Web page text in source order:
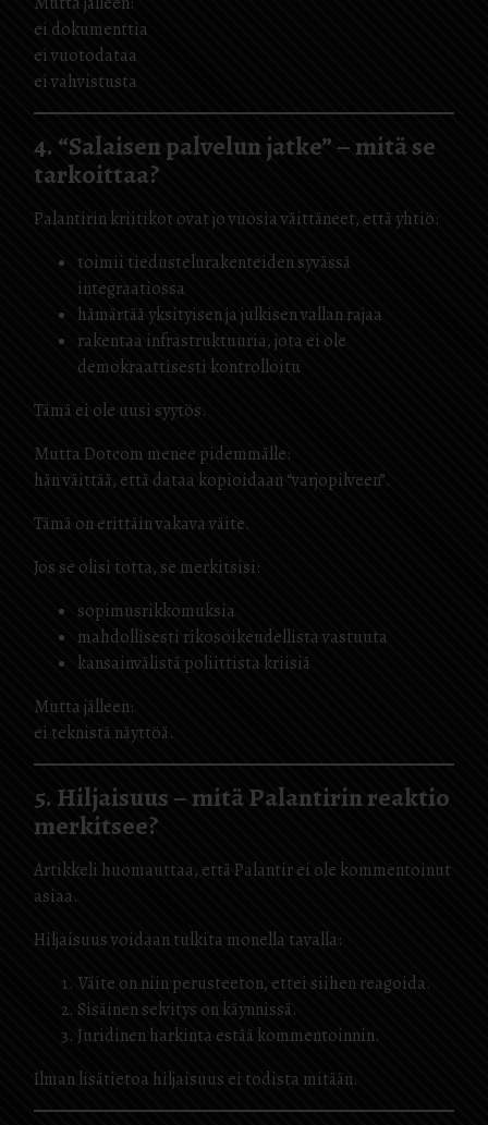
ei dokumenttia
ei vuotodataa
ei vahvistusta
4. “Salaisen palvelun jatke” – mitä se
tarkoittaa?
Palantirin kriitikot ovat jo vuosia väittäneet, että yhtiö:
toimii tiedustelurakenteiden syvässä
integraatiossa
hämärtää yksityisen ja julkisen vallan rajaa
rakentaa infrastruktuuria, jota ei ole
demokraattisesti kontrolloitu
Tämä ei ole uusi syytös.
Mutta Dotcom menee pidemmälle:
hän väittää, että dataa kopioidaan “varjopilveen”.
Tämä on erittäin vakava väite.
Jos se olisi totta, se merkitsisi:
sopimusrikkomuksia
mahdollisesti rikosoikeudellista vastuuta
kansainvälistä poliittista kriisiä
Mutta jälleen:
ei teknistä näyttöä.
5. Hiljaisuus – mitä Palantirin reaktio
merkitsee?
Artikkeli huomauttaa, että Palantir ei ole kommentoinut
asiaa.
Hiljaisuus voidaan tulkita monella tavalla:
Väite on niin perusteeton, ettei siihen reagoida.
Sisäinen selvitys on käynnissä.
Juridinen harkinta estää kommentoinnin.
Ilman lisätietoa hiljaisuus ei todista mitään.